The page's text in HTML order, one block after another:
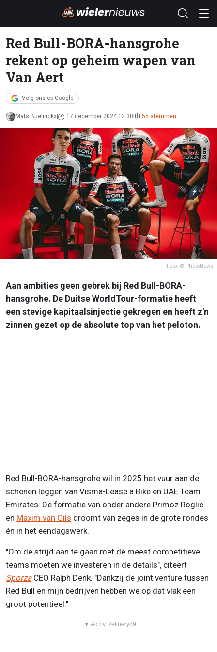
Red Bull-BORA-hansgrohe
rekent op geheim wapen van
Van Aert
Volg ons op Google
Mats Buelinckx 17 december 2024 12:30 55 stemmen
Foto: © PhotoNews
Aan ambities geen gebrek bij Red Bull-BORA-
hansgrohe. De Duitse WorldTour-formatie heeft
een stevige kapitaalsinjectie gekregen en heeft z'n
zinnen gezet op de absolute top van het peloton.
Red Bull-BORA-hansgrohe wil in 2025 het vuur aan de
schenen leggen van Visma-Lease a Bike en UAE Team
Emirates. De formatie van onder andere Primoz Roglic
en Maxim van Gils droomt van zeges in de grote rondes
én in het eendagswerk.
"Om de strijd aan te gaan met de meest competitieve
teams moeten we investeren in de details", citeert
Sporza CEO Ralph Denk. "Dankzij de joint venture tussen
Red Bull en mijn bedrijven hebben we op dat vlak een
groot potentieel."
▼ Ad by Refinery89